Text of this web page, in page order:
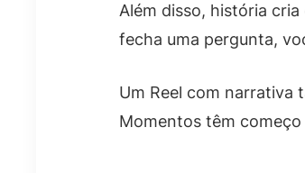
Além disso, história
fecha uma pergunta,
Um Reel com narrativa
Momentos têm